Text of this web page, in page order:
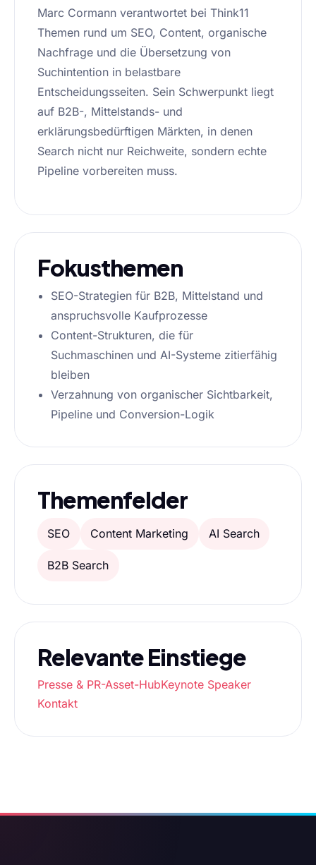
Marc Cormann verantwortet bei Think11
Themen rund um SEO, Content, organische
Nachfrage und die Übersetzung von
Suchintention in belastbare
Entscheidungsseiten. Sein Schwerpunkt liegt
auf B2B-, Mittelstands- und
erklärungsbedürftigen Märkten, in denen
Search nicht nur Reichweite, sondern echte
Pipeline vorbereiten muss.
Fokusthemen
SEO-Strategien für B2B, Mittelstand und
anspruchsvolle Kaufprozesse
Content-Strukturen, die für
Suchmaschinen und AI-Systeme zitierfähig
bleiben
Verzahnung von organischer Sichtbarkeit,
Pipeline und Conversion-Logik
Themenfelder
SEO Content Marketing AI Search
B2B Search
Relevante Einstiege
Presse & PR-Asset-HubKeynote Speaker
Kontakt